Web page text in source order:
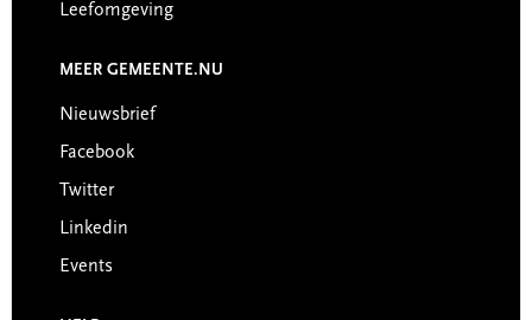
Leefomgeving
MEER GEMEENTE.NU
Nieuwsbrief
Facebook
Twitter
Linkedin
Events